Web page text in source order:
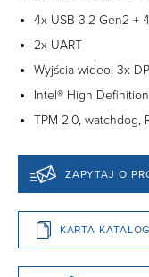
4x USB 3.2 Gen2 +
2x UART
Wyjścia wideo: 3x
Intel® High
TPM 2.0, watchdog,
ZAPYTAJ O
KARTA